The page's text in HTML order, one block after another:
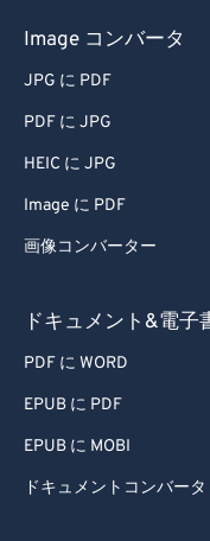
Image コンバータ
JPG に PDF
PDF に JPG
HEIC に JPG
Image に PDF
画像コンバーター
ドキュメント&電子
PDF に WORD
EPUB に PDF
EPUB に MOBI
ドキュメントコンバータ